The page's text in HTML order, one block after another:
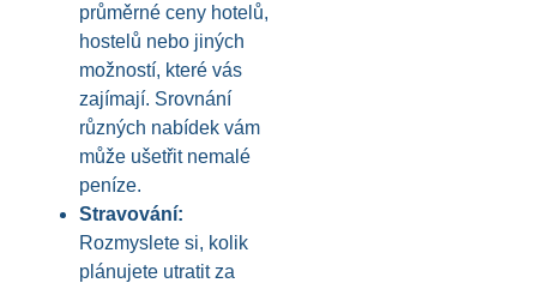
průměrné ceny hotelů,
hostelů nebo jiných
možností, které vás
zajímají. Srovnání
různých nabídek vám
může ušetřit nemalé
peníze.
Stravování:
Rozmyslete si, kolik
plánujete utratit za